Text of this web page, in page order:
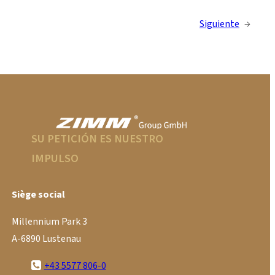
Siguiente →
SU PETICIÓN ES NUESTRO
IMPULSO
Siège social
Millennium Park 3
A-6890 Lustenau
+43 5577 806-0